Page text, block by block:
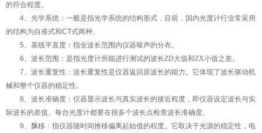
的符合程度。
4、光学系统：一般是指光学系统的结构形式，目前，国内光度计行业常采用
的结构为自准式和CT式两种。
5、基线平直度：指全波长范围内仪器噪声的分布。
6、波长范围：是指光度计所能进行测试的波长ZD大值和ZX小值之差。
7、波长重复性：波长重复性是仪器返回原波长的能力。它体现了波长驱动机
械和整个仪器的稳定性。
8、波长准确度：仪器显示波长与真实波长的接近程度，即仪器设定波长与实
际波长的差值。每台光度计都要在很多个波长点检查波长准确度。
9、飘移：指仪器随时间推移偏离起始值的程度。它取决于光源的稳定性，电